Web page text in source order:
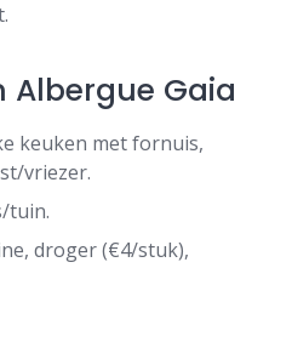
Albergue Gaia
keuken met fornuis,
vriezer.
tuin.
droger (€4/stuk),